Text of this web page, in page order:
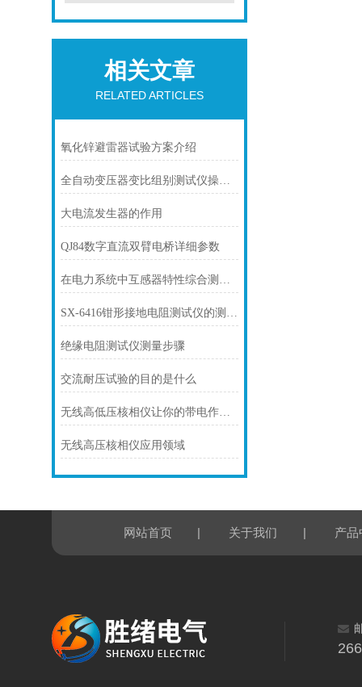
相关文章
RELATED ARTICLES
氧化锌避雷器试验方案介绍
全自动变压器变比组别测试仪操作方法
大电流发生器的作用
QJ84数字直流双臂电桥详细参数
在电力系统中互感器特性综合测试仪有什么作用？
SX-6416钳形接地电阻测试仪的测试原理
绝缘电阻测试仪测量步骤
交流耐压试验的目的是什么
无线高低压核相仪让你的带电作业更安全
无线高压核相仪应用领域
网站首页 | 关于我们 | 产品